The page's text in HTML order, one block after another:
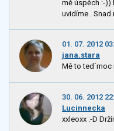
mě úspěch :-))
uvidíme . Snad
01. 07. 2012
jana.stara
Mě to ted´moc
30. 06. 2012
Lucinnecka
xxleoxx :-D